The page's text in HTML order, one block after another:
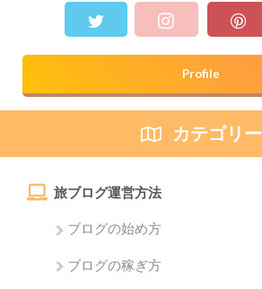
Profile
カテゴリー
旅ブログ運営方法
ブログの始め方
ブログの稼ぎ方